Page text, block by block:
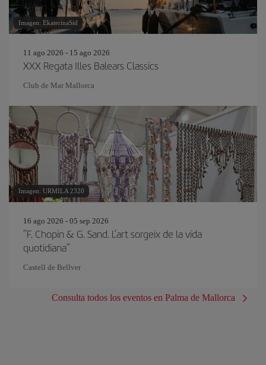
Imagen: EkaterinaSid
11 ago 2026 - 15 ago 2026
XXX Regata Illes Balears Classics
Club de Mar Mallorca
Imagen: URMILA 2320
16 ago 2026 - 05 sep 2026
“F. Chopin & G. Sand. L’art sorgeix de la vida
quotidiana”
Castell de Bellver
Consulta todos los eventos en Palma de Mallorca